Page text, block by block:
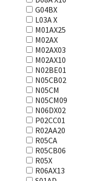
G04BX
L03А Х
M01AX25
M02AX
M02AX03
M02AX10
N02BE01
N05CB02
N05CM
N05CM09
N06DX02
P02CC01
R02AA20
R05CA
R05CB06
R05X
R06AX13